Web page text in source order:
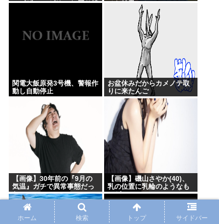
ィピザ マルゲリータ/照り焼
せた結果⇒！
関電大飯原発3号機、警報作
動し自動停止
お盆休みだからカメノテ取
りに来たんご
【画像】30年前の『9月の
気温』ガチで異常事態だっ
たwww
【画像】磯山さやか(40)、
乳の位置に乳輪のようなも
のがwww
ホーム 検索 トップ サイドバー